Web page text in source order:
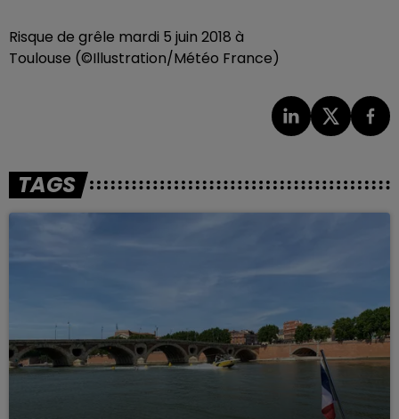
Risque de grêle mardi 5 juin 2018 à
Toulouse (©Illustration/Météo France)
TAGS